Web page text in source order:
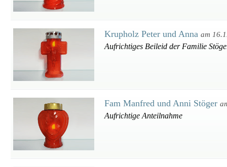
Krupholz Peter und Anna am
Aufrichtiges Beileid der Familie
Fam Manfred und Anni Stöger
Aufrichtige Anteilnahme